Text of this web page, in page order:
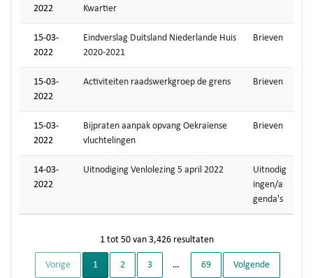
2022
Kwartier
15-03-
2022
Eindverslag Duitsland Niederlande Huis
2020-2021
Brieven
15-03-
2022
Activiteiten raadswerkgroep de grens Brieven
15-03-
2022
Bijpraten aanpak opvang Oekraïense
vluchtelingen
Brieven
14-03-
2022
Uitnodiging Venlolezing 5 april 2022
Uitnodig
ingen/a
genda's
1 tot 50 van 3,426 resultaten
Vorige 1 Huidige pagina
2 3 … 69 Volgende